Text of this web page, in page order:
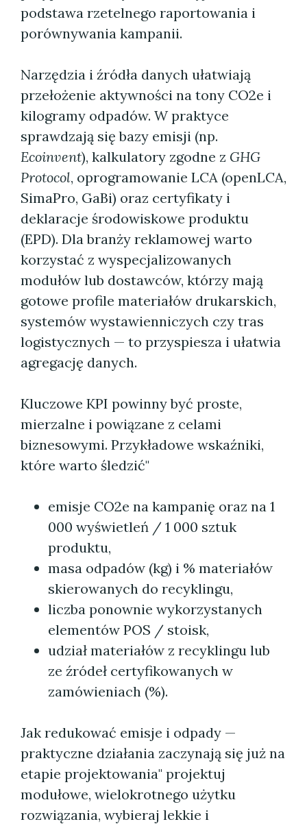
podstawa rzetelnego raportowania i
porównywania kampanii.
Narzędzia i źródła danych ułatwiają
przełożenie aktywności na tony CO2e i
kilogramy odpadów. W praktyce
sprawdzają się bazy emisji (np.
Ecoinvent), kalkulatory zgodne z GHG
Protocol, oprogramowanie LCA (openLCA,
SimaPro, GaBi) oraz certyfikaty i
deklaracje środowiskowe produktu
(EPD). Dla branży reklamowej warto
korzystać z wyspecjalizowanych
modułów lub dostawców, którzy mają
gotowe profile materiałów drukarskich,
systemów wystawienniczych czy tras
logistycznych — to przyspiesza i ułatwia
agregację danych.
Kluczowe KPI powinny być proste,
mierzalne i powiązane z celami
biznesowymi. Przykładowe wskaźniki,
które warto śledzić"
emisje CO2e na kampanię oraz na 1
000 wyświetleń / 1 000 sztuk
produktu,
masa odpadów (kg) i % materiałów
skierowanych do recyklingu,
liczba ponownie wykorzystanych
elementów POS / stoisk,
udział materiałów z recyklingu lub
ze źródeł certyfikowanych w
zamówieniach (%).
Jak redukować emisje i odpady —
praktyczne działania zaczynają się już na
etapie projektowania" projektuj
modułowe, wielokrotnego użytku
rozwiązania, wybieraj lekkie i